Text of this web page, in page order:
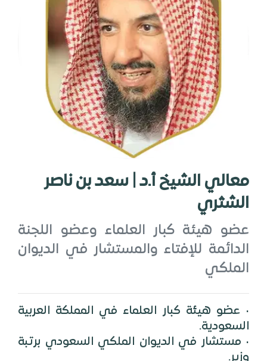
معالي الشيخ أ.د | سعد بن ناصر
الشثري
عضو هيئة كبار العلماء وعضو اللجنة
الدائمة للإفتاء والمستشار في الديوان
الملكي
• عضو هيئة كبار العلماء في المملكة العربية
• مستشار في الديوان الملكي السعودي برتبة